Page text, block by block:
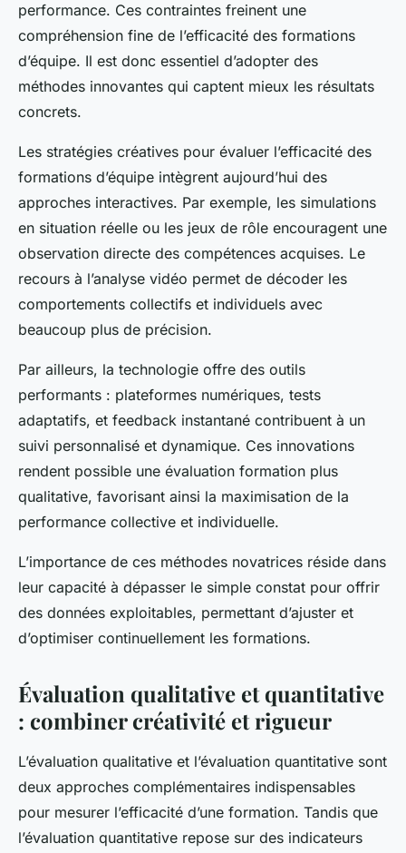
performance. Ces contraintes freinent une
compréhension fine de l’efficacité des formations
d’équipe. Il est donc essentiel d’adopter des
méthodes innovantes qui captent mieux les résultats
concrets.
Les stratégies créatives pour évaluer l’efficacité des
formations d’équipe intègrent aujourd’hui des
approches interactives. Par exemple, les simulations
en situation réelle ou les jeux de rôle encouragent une
observation directe des compétences acquises. Le
recours à l’analyse vidéo permet de décoder les
comportements collectifs et individuels avec
beaucoup plus de précision.
Par ailleurs, la technologie offre des outils
performants : plateformes numériques, tests
adaptatifs, et feedback instantané contribuent à un
suivi personnalisé et dynamique. Ces innovations
rendent possible une évaluation formation plus
qualitative, favorisant ainsi la maximisation de la
performance collective et individuelle.
L’importance de ces méthodes novatrices réside dans
leur capacité à dépasser le simple constat pour offrir
des données exploitables, permettant d’ajuster et
d’optimiser continuellement les formations.
Évaluation qualitative et quantitative
: combiner créativité et rigueur
L’évaluation qualitative et l’évaluation quantitative sont
deux approches complémentaires indispensables
pour mesurer l’efficacité d’une formation. Tandis que
l’évaluation quantitative repose sur des indicateurs